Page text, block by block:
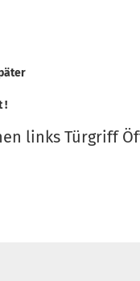
!
links Türgriff